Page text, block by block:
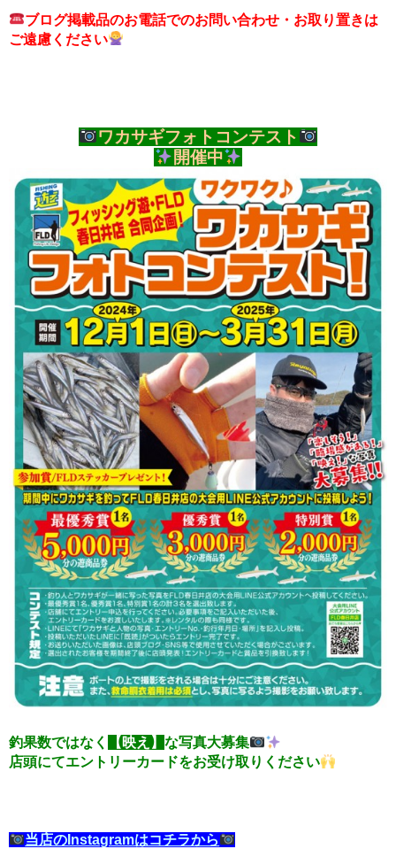
ブログ掲載品のお電話でのお問い合わせ・お取り置きは
ご遠慮ください
ワカサギフォトコンテスト
開催中
釣果数ではなく 【映え】 な写真大募集
店頭にてエントリーカードをお受け取りください
当店のInstagramはコチラから